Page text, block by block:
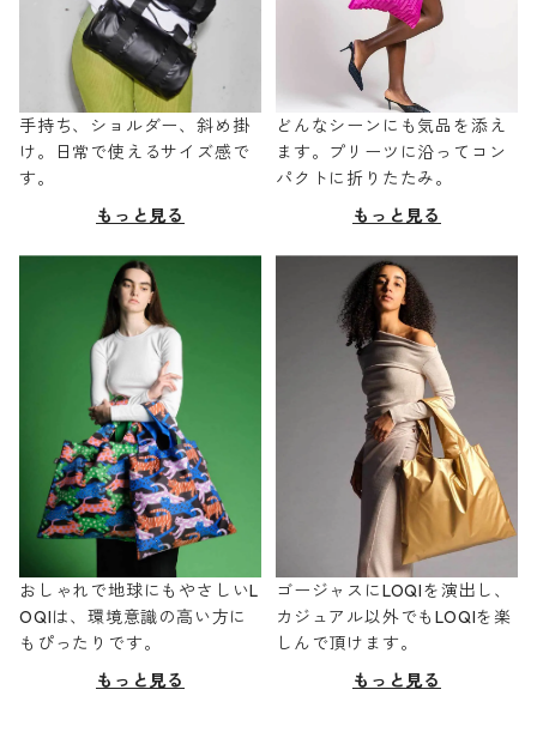
手持ち、ショルダー、斜め掛
け。日常で使えるサイズ感で
す。
もっと見る
どんなシーンにも気品を添え
ます。プリーツに沿ってコン
パクトに折りたたみ。
もっと見る
おしゃれで地球にもやさしいL
OQIは、環境意識の高い方に
もぴったりです。
もっと見る
ゴージャスにLOQIを演出し、
カジュアル以外でもLOQIを楽
しんで頂けます。
もっと見る